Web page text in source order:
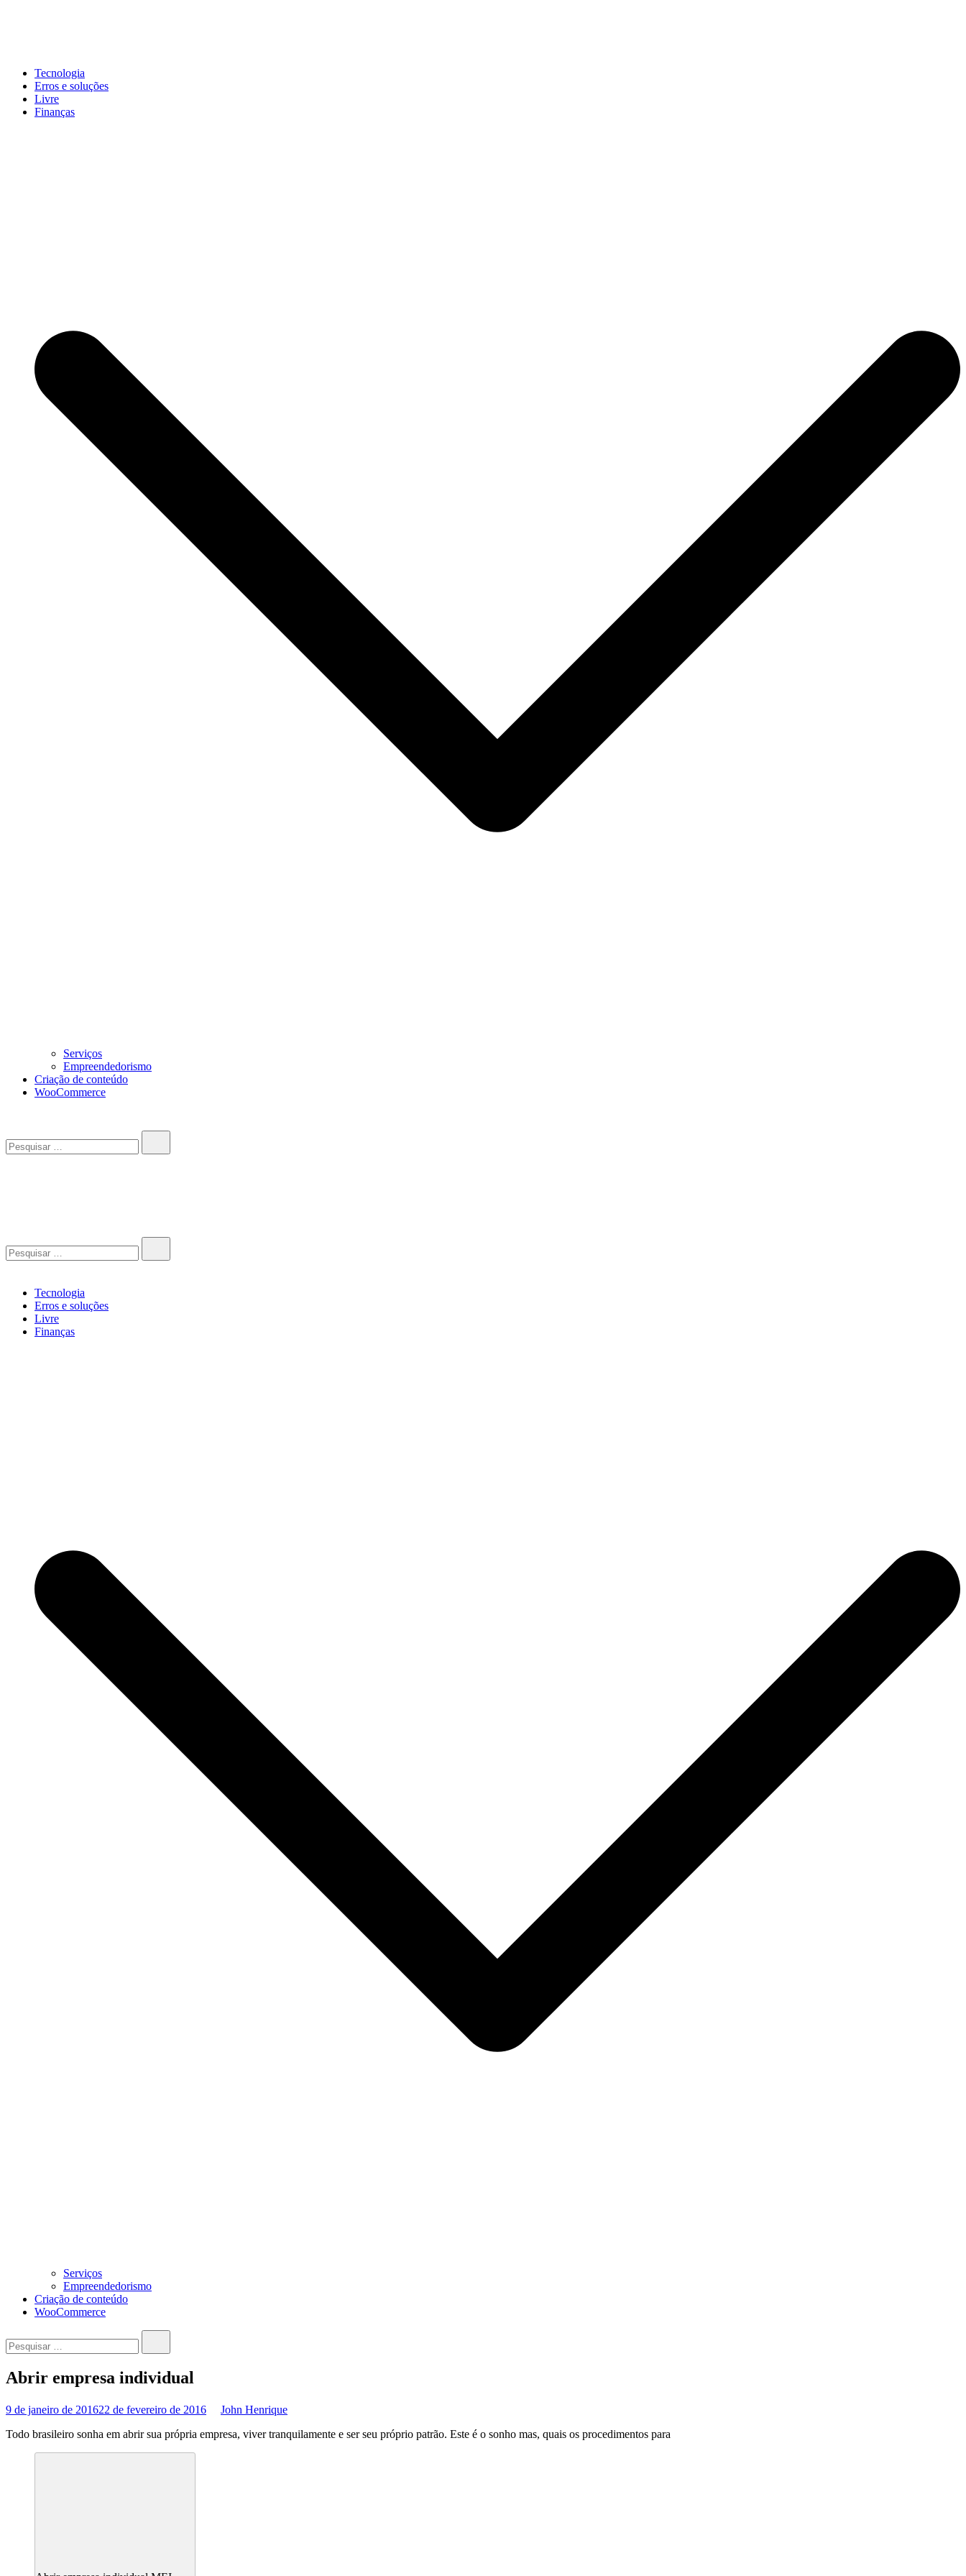
John-Henrique
Distribuindo conteúdo útil
Tecnologia
Erros e soluções
Livre
Finanças
Serviços
Empreendedorismo
Criação de conteúdo
WooCommerce
Tecnologia
Erros e soluções
Livre
Finanças
Serviços
Empreendedorismo
Criação de conteúdo
WooCommerce
Abrir empresa individual
9 de janeiro de 201622 de fevereiro de 2016
John Henrique
Todo brasileiro sonha em abrir sua própria empresa, viver tranquilamente e ser seu próprio patrão. Este é o sonho mas, quais os procedimentos para